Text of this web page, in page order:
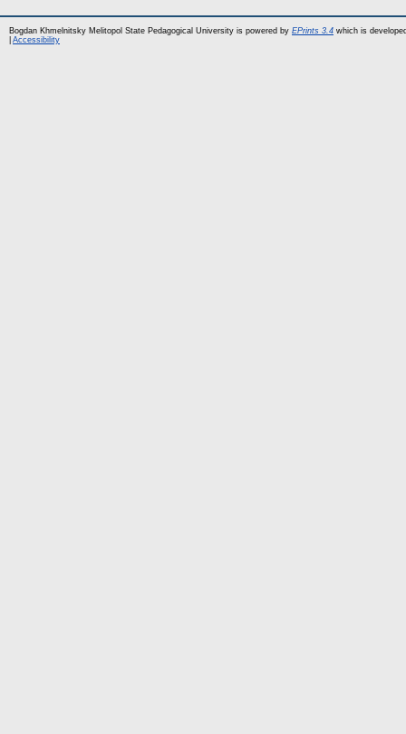
Bogdan Khmelnitsky Melitopol State Pedagogical University is powered by EPrints 3.4 which is
Accessibility